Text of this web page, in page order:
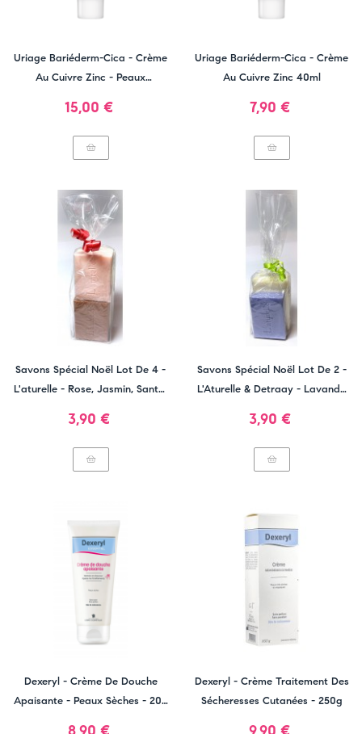
Uriage Bariéderm-Cica - Crème
Au Cuivre Zinc - Peaux
Prix
15,00 €
Uriage Bariéderm-Cica - Crème
Au Cuivre Zinc 40ml
Prix
7,90 €
Savons Spécial Noël Lot De 4 -
L'aturelle - Rose, Jasmin, Santal
Prix
3,90 €
Savons Spécial Noël Lot De 2 -
L'Aturelle & Detraay - Lavande
Prix
3,90 €
Dexeryl - Crème De Douche
Apaisante - Peaux Sèches - 200
Prix
Dexeryl - Crème Traitement Des
Sécheresses Cutanées - 250g
Prix